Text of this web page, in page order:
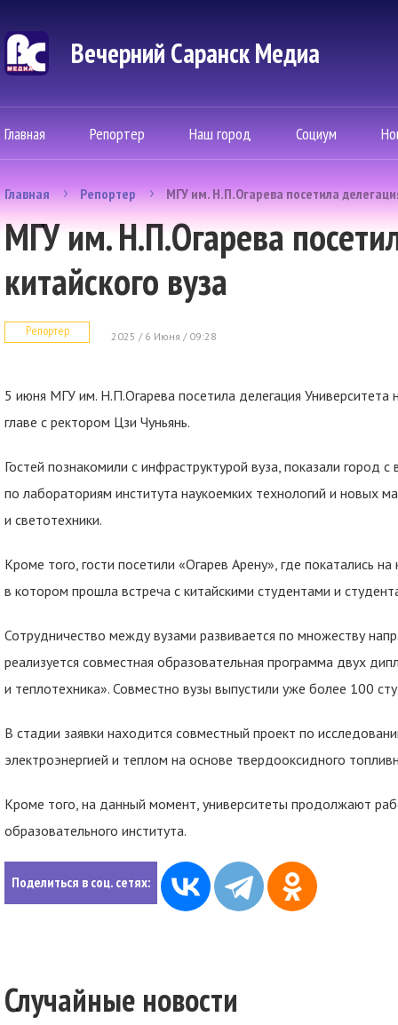
Вечерний Саранск Mедиа
Главная Репортер Наш город Социум
Главная Репортер МГУ им. Н.П.Огарева посетила
МГУ им. Н.П.Огарева
китайского вуза
Репортер 2025 / 6 Июня / 09:28
5 июня МГУ им. Н.П.Огарева посетила делегация Университета
главе с ректором Цзи Чуньянь.
Гостей познакомили с инфраструктурой вуза, показали город
по лабораториям института наукоемких технологий и новых
и светотехники.
Кроме того, гости посетили «Огарев Арену», где покатались
в котором прошла встреча с китайскими студентами и
Сотрудничество между вузами развивается по множеству
реализуется совместная образовательная программа двух
и теплотехника». Совместно вузы выпустили уже более 100
В стадии заявки находится совместный проект по
электроэнергией и теплом на основе твердооксидного
Кроме того, на данный момент, университеты продолжают
образовательного института.
Поделиться в соц. сетях:
Случайные новости